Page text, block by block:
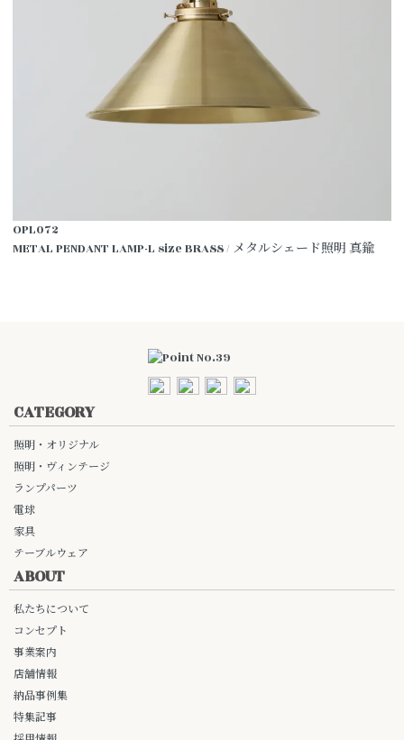
OPL072
METAL PENDANT LAMP-L size BRASS / メタルシェード照明 真鍮
CATEGORY
照明・オリジナル
照明・ヴィンテージ
ランプパーツ
電球
家具
テーブルウェア
ABOUT
私たちについて
コンセプト
事業案内
店舗情報
納品事例集
特集記事